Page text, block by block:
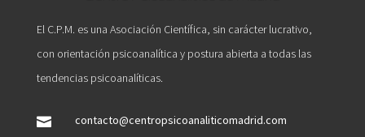
El C.P.M. es una Asociación Científica, sin carácter lucrativo,
con orientación psicoanalítica y postura abierta a todas las
tendencias psicoanalíticas.

contacto@centropsicoanaliticomadrid.com